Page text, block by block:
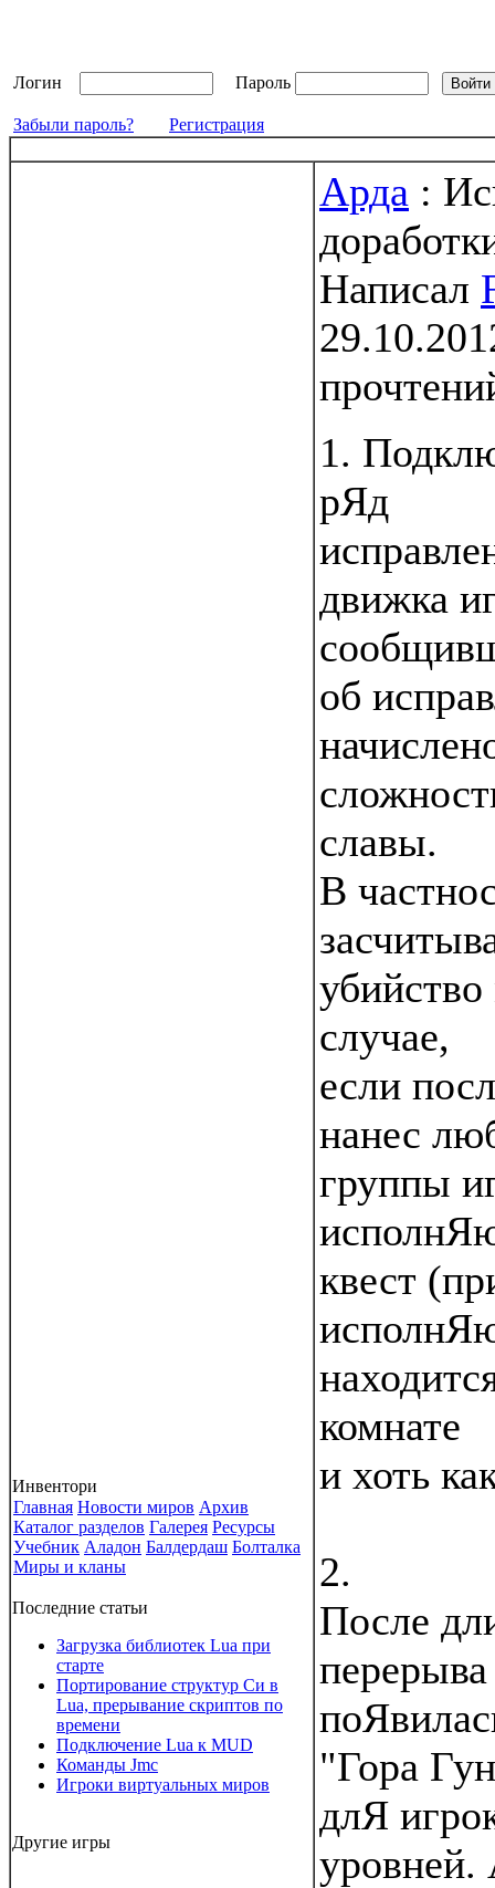
Логин Пароль
Забыли пароль? Регистрация
Инвентори
Главная Новости миров Архив
Каталог разделов Галерея Ресурсы
Учебник Аладон Балдердаш Болталка
Миры и кланы
Последние статьи
Загрузка библиотек Lua при
старте
Портирование структур Си в
Lua, прерывание скриптов по
времени
Подключение Lua к MUD
Команды Jmc
Игроки виртуальных миров
Другие игры
Арда :
Написал
1.
рЯд
движка
об
славы.
В
случае,
если
нанес
группы
квест
комнате
и хоть
2.
После
"Гора
длЯ
уровней.